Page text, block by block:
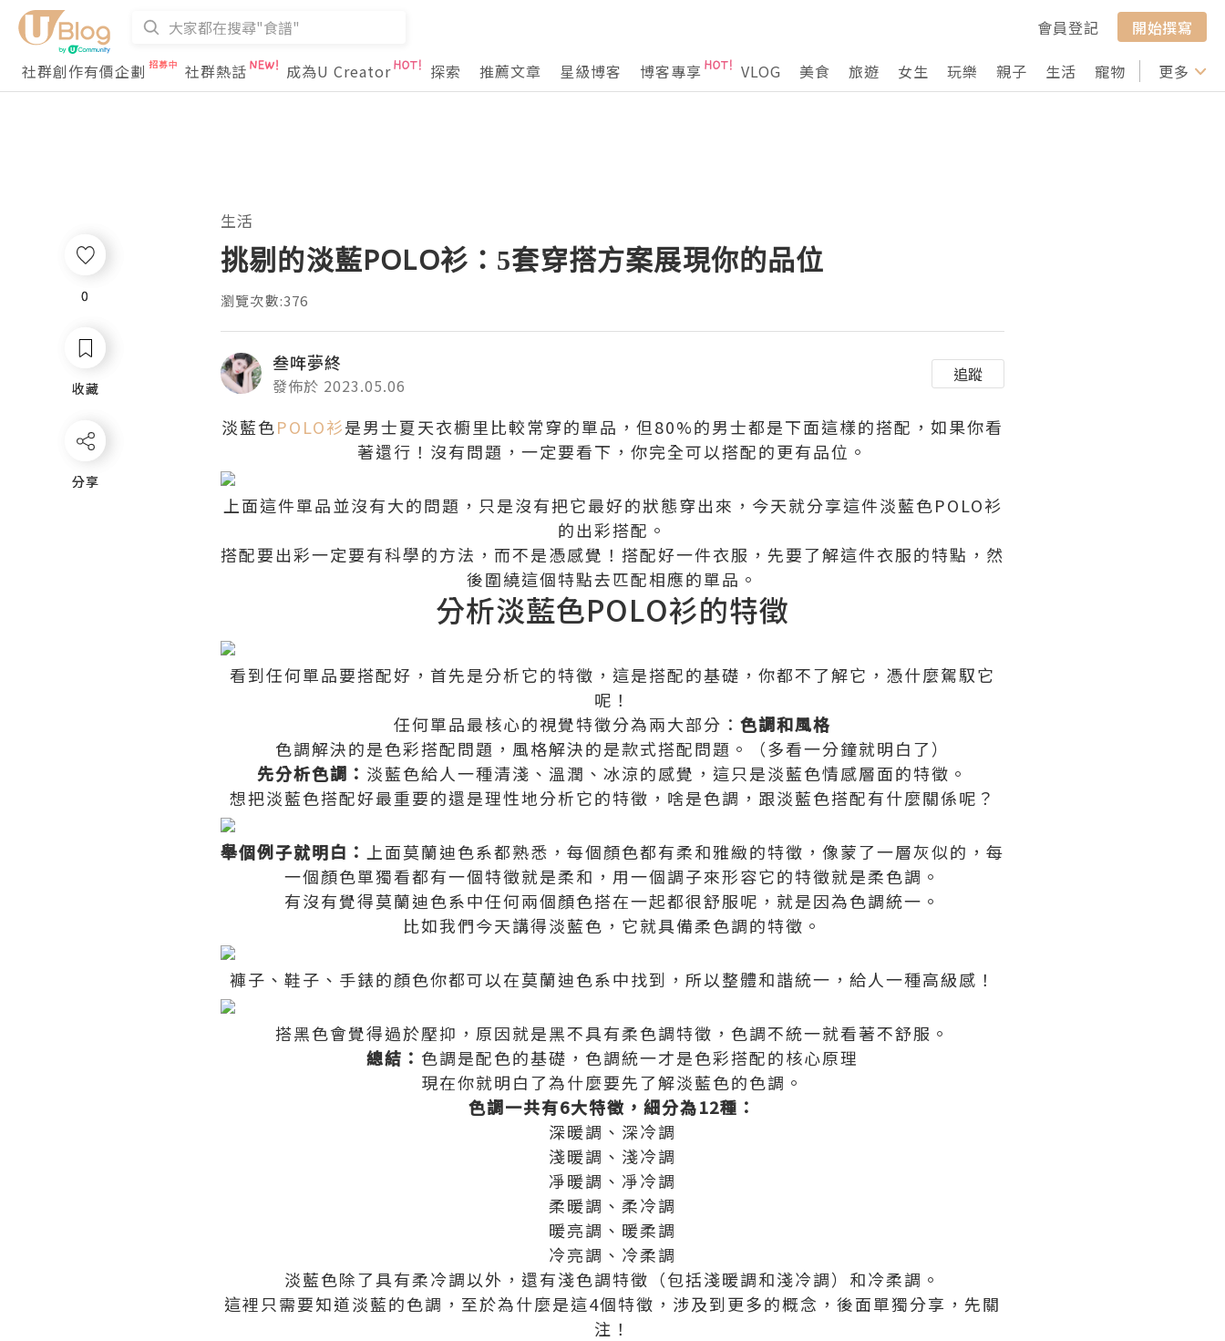
會員登記
開始撰寫
社群創作有價企劃
社群熱話 成為U Creator 探索 推薦文章 星級博客 博客專享 VLOG 美食 旅遊 女生 玩樂 親子 生活 寵物 行山 打卡
更多
0
收藏
分享
生活
挑剔的淡藍POLO衫：5套穿搭方案展現你的品位
瀏覽次數:376
叁哖夢終
發佈於 2023.05.06
追蹤
淡藍色POLO衫是男士夏天衣櫥里比較常穿的單品，但80%的男士都是下面這樣的搭配，如果你看
著還行！沒有問題，一定要看下，你完全可以搭配的更有品位。
上面這件單品並沒有大的問題，只是沒有把它最好的狀態穿出來，今天就分享這件淡藍色POLO衫
的出彩搭配。
搭配要出彩一定要有科學的方法，而不是憑感覺！搭配好一件衣服，先要了解這件衣服的特點，然
後圍繞這個特點去匹配相應的單品。
分析淡藍色POLO衫的特徵
看到任何單品要搭配好，首先是分析它的特徵，這是搭配的基礎，你都不了解它，憑什麼駕馭它
呢！
任何單品最核心的視覺特徵分為兩大部分： 色調和風格
色調解決的是色彩搭配問題，風格解決的是款式搭配問題。（多看一分鐘就明白了）
先分析色調： 淡藍色給人一種清淺、溫潤、冰涼的感覺，這只是淡藍色情感層面的特徵。
想把淡藍色搭配好最重要的還是理性地分析它的特徵，啥是色調，跟淡藍色搭配有什麼關係呢？
舉個例子就明白：
上面莫蘭迪色系都熟悉，每個顏色都有柔和雅緻的特徵，像蒙了一層灰似的，每
一個顏色單獨看都有一個特徵就是柔和，用一個調子來形容它的特徵就是柔色調。
有沒有覺得莫蘭迪色系中任何兩個顏色搭在一起都很舒服呢，就是因為色調統一。
比如我們今天講得淡藍色，它就具備柔色調的特徵。
褲子、鞋子、手錶的顏色你都可以在莫蘭迪色系中找到，所以整體和諧統一，給人一種高級感！
搭黑色會覺得過於壓抑，原因就是黑不具有柔色調特徵，色調不統一就看著不舒服。
總結： 色調是配色的基礎，色調統一才是色彩搭配的核心原理
現在你就明白了為什麼要先了解淡藍色的色調。
色調一共有6大特徵，細分為12種：
深暖調、深冷調
淺暖調、淺冷調
凈暖調、凈冷調
柔暖調、柔冷調
暖亮調、暖柔調
冷亮調、冷柔調
淡藍色除了具有柔冷調以外，還有淺色調特徵（包括淺暖調和淺冷調）和冷柔調。
這裡只需要知道淡藍的色調，至於為什麼是這4個特徵，涉及到更多的概念，後面單獨分享，先關
注！
0
收藏
分享